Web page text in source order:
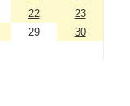
22
23
29
30